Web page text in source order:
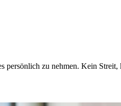
persönlich zu nehmen. Kein